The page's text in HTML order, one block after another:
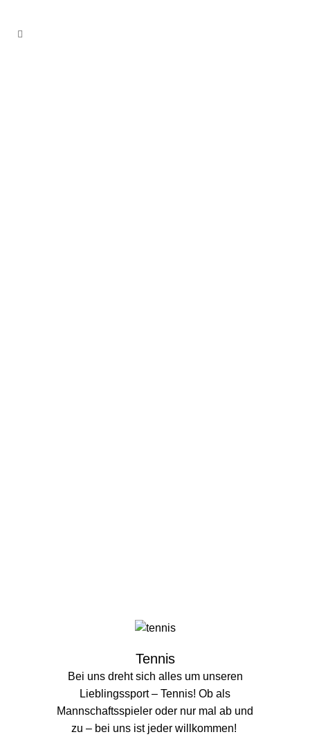
Tennis
Bei uns dreht sich alles um unseren
Lieblingssport – Tennis! Ob als
Mannschaftsspieler oder nur mal ab und
zu – bei uns ist jeder willkommen!